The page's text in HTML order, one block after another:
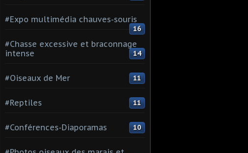
#Expo multimédia chauves-souris
16
#Chasse excessive et braconnage
intense
14
#Oiseaux de Mer 11
#Reptiles 11
#Conférences-Diaporamas 10